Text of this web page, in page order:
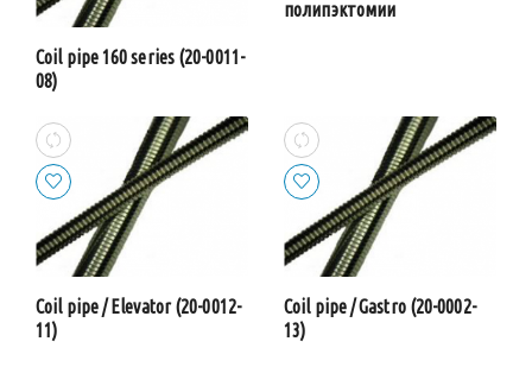
Coil pipe 160 series (20-0011-
08)
полипэктомии
Coil pipe / Elevator (20-0012-
11)
Coil pipe / Gastro (20-0002-
13)